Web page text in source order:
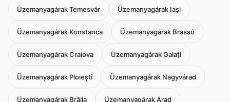
Üzemanyagárak Temesvár Üzemanyagárak Iași
Üzemanyagárak Konstanca Üzemanyagárak Brassó
Üzemanyagárak Craiova Üzemanyagárak Galați
Üzemanyagárak Ploiești Üzemanyagárak Nagyvárad
Üzemanyagárak Brăila Üzemanyagárak Arad